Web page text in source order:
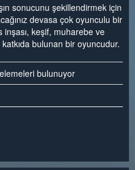
sonucunu şekillendirmek için
devasa çok oyunculu bir
keşif, muharebe ve
bulunan bir oyuncudur.
bulunuyor